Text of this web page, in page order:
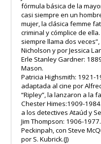
fórmula básica de la
casi siempre en un
mujer, la clásica femme
criminal y cómplice de
siempre llama dos
Nicholson y por Jessica
Erle Stanley Gardner:
Mason.
Patricia Highsmith: 1921-
adaptada al cine por
“Ripley”, la lanzaron a la
Chester Himes:1909-
a los detectives Ataúd y
Jim Thompson: 1906-
Peckinpah, con Steve
por S. Kubrick.(J)